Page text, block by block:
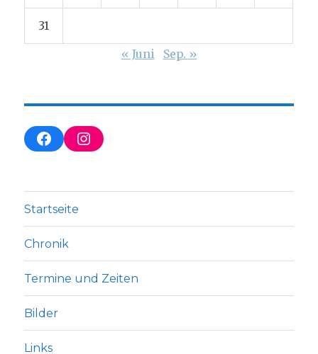
31
« Juni
Sep. »
Startseite
Chronik
Termine und Zeiten
Bilder
Links